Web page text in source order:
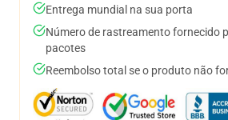
Entrega mundial na sua porta
Número de rastreamento fornecido
pacotes
Reembolso total se o produto não